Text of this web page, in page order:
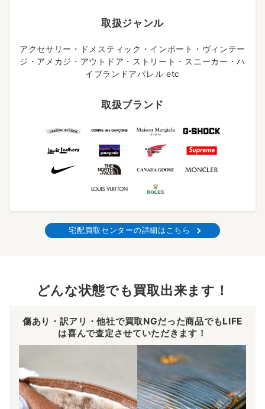
取扱ジャンル
アクセサリー・ドメスティック・インポート・ヴィンテー
ジ・アメカジ・アウトドア・ストリート・スニーカー・ハ
イブランドアパレル etc
取扱ブランド
宅配買取センターの詳細はこちら
どんな状態でも買取出来ます！
傷あり・訳アリ・他社で買取NGだった商品でもLIFE
は喜んで査定させていただきます！